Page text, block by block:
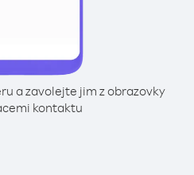
a zavolejte jim z obrazovky
kontaktu